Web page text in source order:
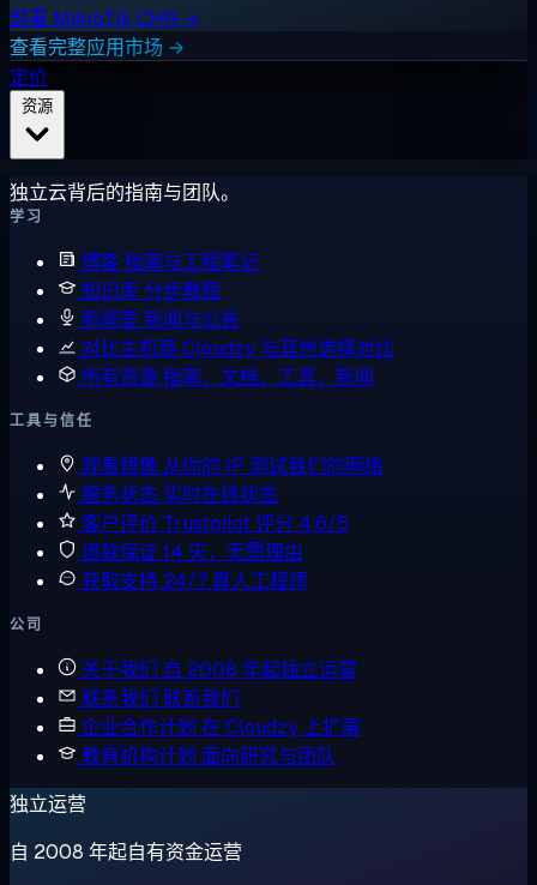
部署 MikroTik CHR →
查看完整应用市场 →
定价
独立云背后的指南与团队。
学习
博客指南与工程笔记
知识库 分步教程
新闻室 新闻与公告
对比主机商 Cloudzy 与其他选择对比
所有资源指南、文档、工具、新闻
工具与信任
观看镜像 从你的 IP 测试我们的网络
服务状态 实时在线状态
客户评价 Trustpilot 评分 4.6/5
退款保证 14 天，无需理由
获取支持 24/7 真人工程师
公司
关于我们 自 2008 年起独立运营
联系我们 联系我们
企业合作计划 在 Cloudzy 上扩展
教育机构计划 面向研究与团队
独立运营
自 2008 年起自有资金运营